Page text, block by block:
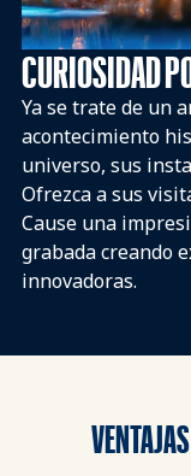
CURIOSIDAD
Ya se trate de un
acontecimiento
universo, sus
Ofrezca a sus
Cause una
grabada creando
innovadoras.